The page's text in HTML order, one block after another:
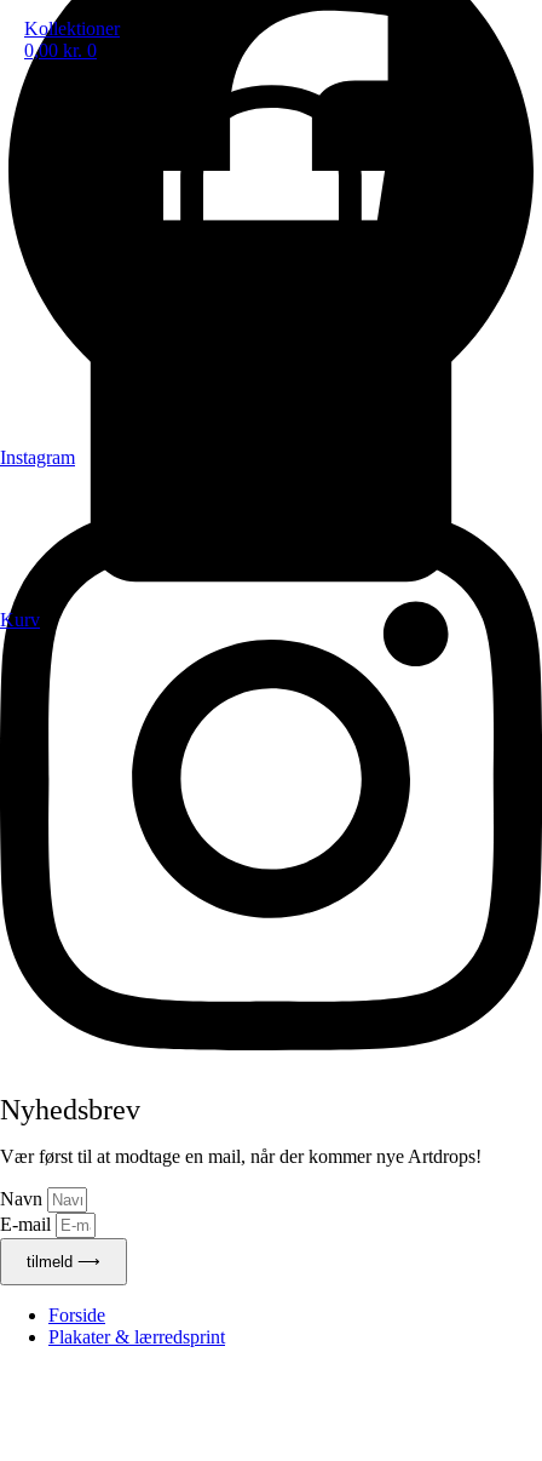
Kollektioner
0,00 kr. 0
Kurv
Instagram
Nyhedsbrev
Vær først til at modtage en mail, når der kommer nye Artdrops!
Navn
E-mail
tilmeld ⟶
Forside
Plakater & lærredsprint